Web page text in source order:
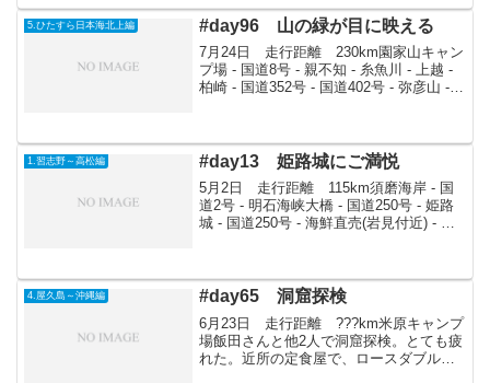
5.ひたすら日本海北上編 #day96 山の緑が目に映える
7月24日 走行距離 230km園家山キャン
プ場 - 国道8号 - 親不知 - 糸魚川 - 上越 -
柏崎 - 国道352号 - 国道402号 - 弥彦山 -
す...
1.習志野～高松編 #day13 姫路城にご満悦
5月2日 走行距離 115km須磨海岸 - 国
道2号 - 明石海峡大橋 - 国道250号 - 姫路
城 - 国道250号 - 海鮮直売(岩見付近) - 丸
4.屋久島～沖縄編 #day65 洞窟探検
6月23日 走行距離 ???km米原キャンプ
場飯田さんと他2人で洞窟探検。とても疲
れた。近所の定食屋で、ロースダブル定